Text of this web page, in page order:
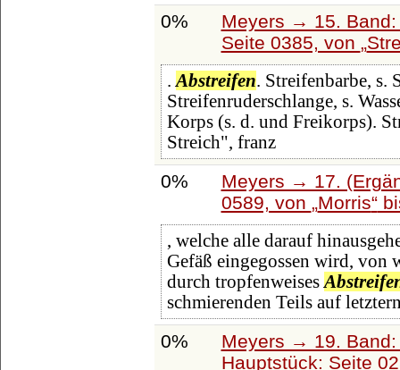
0%
Meyers → 15.
Seite 0385, von
. Abstreifen. Streifenbarbe, s.
Streifenruderschlange, s.
Korps (s. d. und Freikorps).
Streich", franz
0%
Meyers → 17.
0589, von Morris
, welche alle darauf
Gefäß eingegossen wird, von
durch tropfenweises
schmierenden Teils auf
0%
Meyers → 19.
Hauptstück: Seite